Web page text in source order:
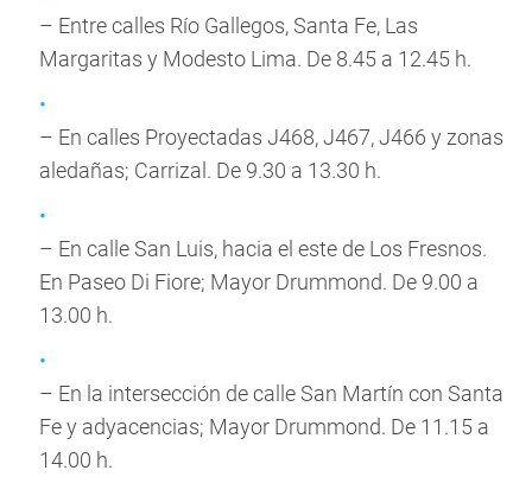
– Entre calles Río Gallegos, Santa Fe, Las
Margaritas y Modesto Lima. De 8.45 a 12.45 h.
– En calles Proyectadas J468, J467, J466 y zonas
aledañas; Carrizal. De 9.30 a 13.30 h.
– En calle San Luis, hacia el este de Los Fresnos.
En Paseo Di Fiore; Mayor Drummond. De 9.00 a
13.00 h.
– En la intersección de calle San Martín con Santa
Fe y adyacencias; Mayor Drummond. De 11.15 a
14.00 h.